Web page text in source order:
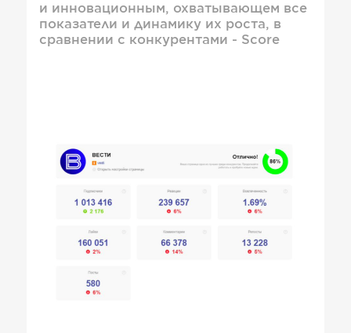
и инновационным, охватывающем все
показатели и динамику их роста, в
сравнении с конкурентами - Score